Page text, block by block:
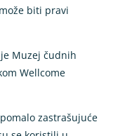
biti pravi
Muzej čudnih
Wellcome
zastrašujuće